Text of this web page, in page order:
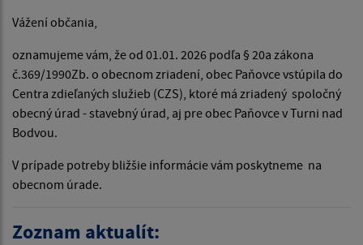
Vážení občania,
oznamujeme vám, že od 01.01. 2026 podľa § 20a zákona
č.369/1990Zb. o obecnom zriadení, obec Paňovce vstúpila do
Centra zdieľaných služieb (CZS), ktoré má zriadený spoločný
obecný úrad - stavebný úrad, aj pre obec Paňovce v Turni nad
Bodvou.
V prípade potreby bližšie informácie vám poskytneme na
obecnom úrade.
Zoznam aktualít: